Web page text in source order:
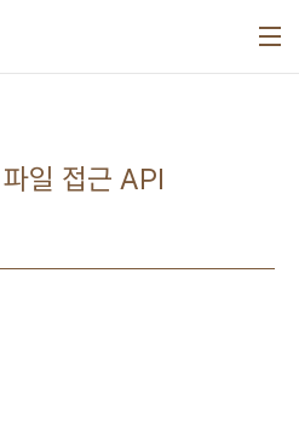
일 접근 API